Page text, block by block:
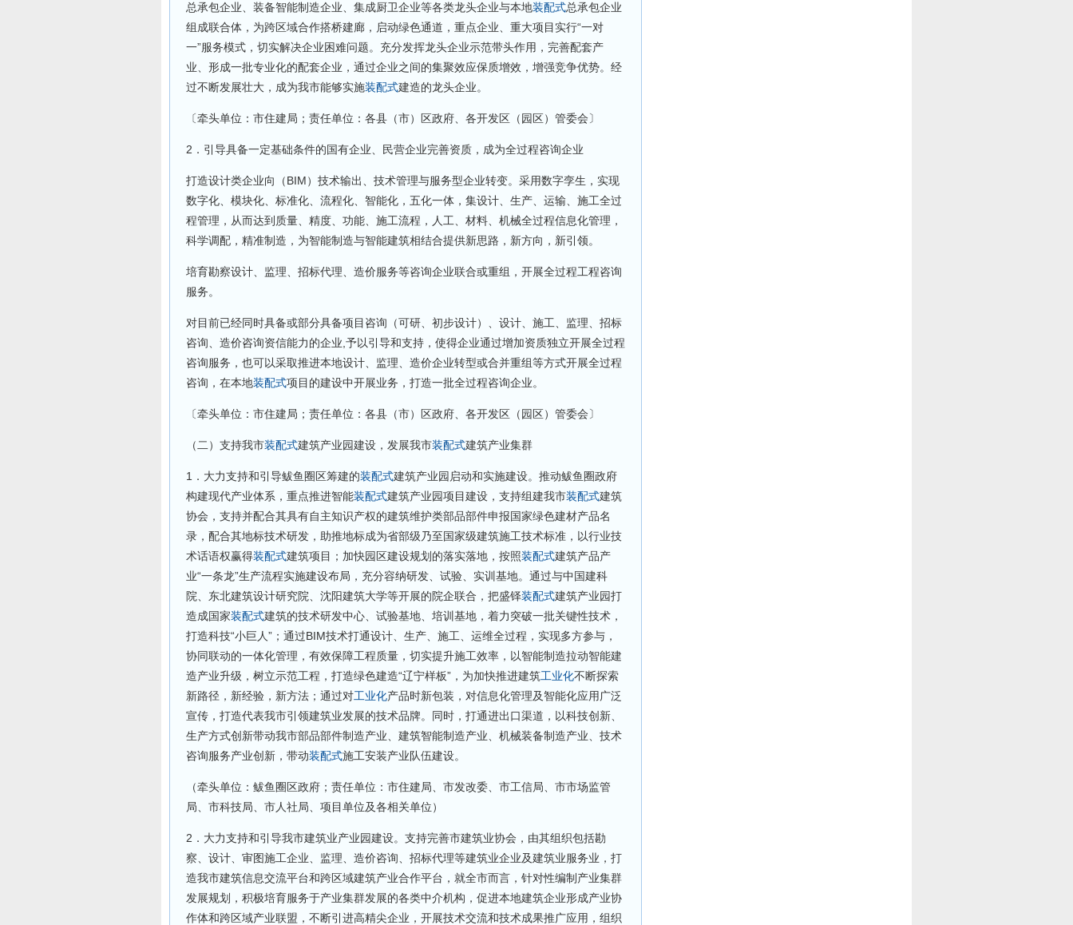
总承包企业、装备智能制造企业、集成厨卫企业等各类龙头企业与本地装配式总承包企业
组成联合体，为跨区域合作搭桥建廊，启动绿色通道，重点企业、重大项目实行“一对
一”服务模式，切实解决企业困难问题。充分发挥龙头企业示范带头作用，完善配套产
业、形成一批专业化的配套企业，通过企业之间的集聚效应保质增效，增强竞争优势。经
过不断发展壮大，成为我市能够实施装配式建造的龙头企业。
〔牵头单位：市住建局；责任单位：各县（市）区政府、各开发区（园区）管委会〕
2．引导具备一定基础条件的国有企业、民营企业完善资质，成为全过程咨询企业
打造设计类企业向（BIM）技术输出、技术管理与服务型企业转变。采用数字孪生，实现
数字化、模块化、标准化、流程化、智能化，五化一体，集设计、生产、运输、施工全过
程管理，从而达到质量、精度、功能、施工流程，人工、材料、机械全过程信息化管理，
科学调配，精准制造，为智能制造与智能建筑相结合提供新思路，新方向，新引领。
培育勘察设计、监理、招标代理、造价服务等咨询企业联合或重组，开展全过程工程咨询
服务。
对目前已经同时具备或部分具备项目咨询（可研、初步设计）、设计、施工、监理、招标
咨询、造价咨询资信能力的企业,予以引导和支持，使得企业通过增加资质独立开展全过程
咨询服务，也可以采取推进本地设计、监理、造价企业转型或合并重组等方式开展全过程
咨询，在本地装配式项目的建设中开展业务，打造一批全过程咨询企业。
〔牵头单位：市住建局；责任单位：各县（市）区政府、各开发区（园区）管委会〕
（二）支持我市装配式建筑产业园建设，发展我市装配式建筑产业集群
1．大力支持和引导鲅鱼圈区筹建的装配式建筑产业园启动和实施建设。推动鲅鱼圈政府
构建现代产业体系，重点推进智能装配式建筑产业园项目建设，支持组建我市装配式建筑
协会，支持并配合其具有自主知识产权的建筑维护类部品部件申报国家绿色建材产品名
录，配合其地标技术研发，助推地标成为省部级乃至国家级建筑施工技术标准，以行业技
术话语权赢得装配式建筑项目；加快园区建设规划的落实落地，按照装配式建筑产品产
业“一条龙”生产流程实施建设布局，充分容纳研发、试验、实训基地。通过与中国建科
院、东北建筑设计研究院、沈阳建筑大学等开展的院企联合，把盛铎装配式建筑产业园打
造成国家装配式建筑的技术研发中心、试验基地、培训基地，着力突破一批关键性技术，
打造科技“小巨人”；通过BIM技术打通设计、生产、施工、运维全过程，实现多方参与，
协同联动的一体化管理，有效保障工程质量，切实提升施工效率，以智能制造拉动智能建
造产业升级，树立示范工程，打造绿色建造“辽宁样板”，为加快推进建筑工业化不断探索
新路径，新经验，新方法；通过对工业化产品时新包装，对信息化管理及智能化应用广泛
宣传，打造代表我市引领建筑业发展的技术品牌。同时，打通进出口渠道，以科技创新、
生产方式创新带动我市部品部件制造产业、建筑智能制造产业、机械装备制造产业、技术
咨询服务产业创新，带动装配式施工安装产业队伍建设。
（牵头单位：鲅鱼圈区政府；责任单位：市住建局、市发改委、市工信局、市市场监管
局、市科技局、市人社局、项目单位及各相关单位）
2．大力支持和引导我市建筑业产业园建设。支持完善市建筑业协会，由其组织包括勘
察、设计、审图施工企业、监理、造价咨询、招标代理等建筑业企业及建筑业服务业，打
造我市建筑信息交流平台和跨区域建筑产业合作平台，就全市而言，针对性编制产业集群
发展规划，积极培育服务于产业集群发展的各类中介机构，促进本地建筑企业形成产业协
作体和跨区域产业联盟，不断引进高精尖企业，开展技术交流和技术成果推广应用，组织